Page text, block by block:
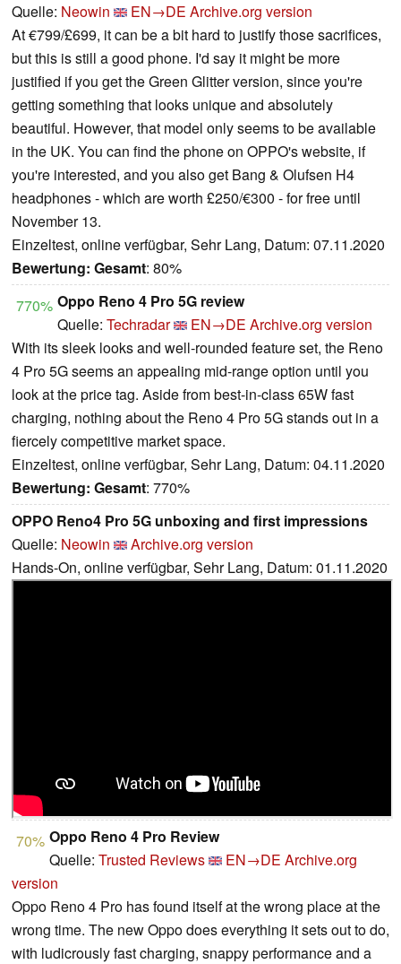
Quelle: Neowin EN→DE Archive.org version
At €799/£699, it can be a bit hard to justify those sacrifices,
but this is still a good phone. I'd say it might be more
justified if you get the Green Glitter version, since you're
getting something that looks unique and absolutely
beautiful. However, that model only seems to be available
in the UK. You can find the phone on OPPO's website, if
you're interested, and you also get Bang & Olufsen H4
headphones - which are worth £250/€300 - for free until
November 13.
Einzeltest, online verfügbar, Sehr Lang, Datum: 07.11.2020
Bewertung: Gesamt: 80%
770% Oppo Reno 4 Pro 5G review
Quelle: Techradar EN→DE Archive.org version
With its sleek looks and well-rounded feature set, the Reno
4 Pro 5G seems an appealing mid-range option until you
look at the price tag. Aside from best-in-class 65W fast
charging, nothing about the Reno 4 Pro 5G stands out in a
fiercely competitive market space.
Einzeltest, online verfügbar, Sehr Lang, Datum: 04.11.2020
Bewertung: Gesamt: 770%
OPPO Reno4 Pro 5G unboxing and first impressions
Quelle: Neowin
Archive.org version
Hands-On, online verfügbar, Sehr Lang, Datum: 01.11.2020
70% Oppo Reno 4 Pro Review
Quelle: Trusted Reviews EN→DE Archive.org
version
Oppo Reno 4 Pro has found itself at the wrong place at the
wrong time. The new Oppo does everything it sets out to do,
with ludicrously fast charging, snappy performance and a